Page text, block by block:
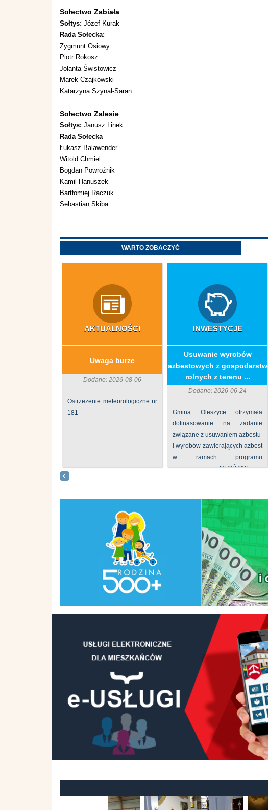
Sołectwo Zabiała
Sołtys: Józef Kurak
Rada Sołecka:
Zygmunt Osiowy
Piotr Rokosz
Jolanta Świstowicz
Marek Czajkowski
Katarzyna Szynal-Saran
Sołectwo Zalesie
Sołtys: Janusz Linek
Rada Sołecka
Łukasz Balawender
Witold Chmiel
Bogdan Powroźnik
Kamil Hanuszek
Bartłomiej Raczuk
Sebastian Skiba
WARTO ZOBACZYĆ
AKTUALNOŚCI
Uwaga burze
Dodano: 2026-08-06
Ostrzeżenie meteorologiczne nr
181
INWESTYCJE
​Usuwanie wyrobów
azbestowych z gospodarstw
rolnych z terenu ...
Dodano: 2026-06-24
Gmina Oleszyce otrzymała
dofinasowanie na zadanie
związane z usuwaniem azbestu
i wyrobów zawierających azbest
w ramach programu
priorytetowego NFOŚiGW pn.